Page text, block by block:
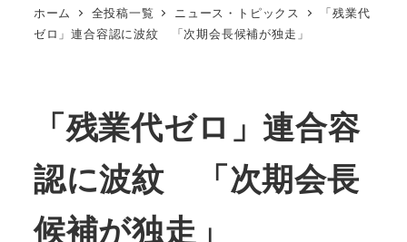
ホーム 全投稿一覧 ニュース・トピックス
「残業代
ゼロ」連合容認に波紋 「次期会長候補が独走」
「残業代ゼロ」連合容
認に波紋 「次期会長
候補が独走」